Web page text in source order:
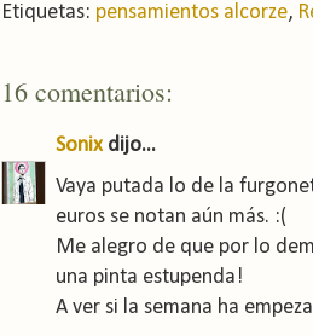
Etiquetas: pensamientos alcorze,
16 comentarios:
Sonix dijo...
Vaya putada lo de la
euros se notan aún más. :(
Me alegro de que por lo
una pinta estupenda!
A ver si la semana ha